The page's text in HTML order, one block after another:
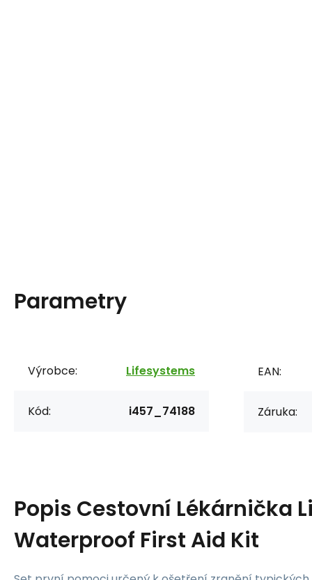
Parametry
Výrobce: Lifesystems
Kód: i457_74188
EAN:
Záruka:
Popis Cestovní Lékárnička
Waterproof First Aid Kit